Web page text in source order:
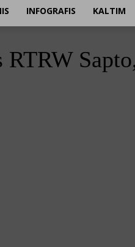
INFOGRAFIS KALTIM
RTRW